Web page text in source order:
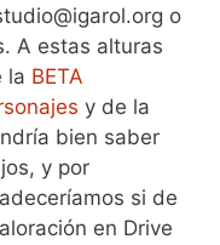
o
A estas alturas
la BETA
y de la
bien saber
y por
si de
en Drive